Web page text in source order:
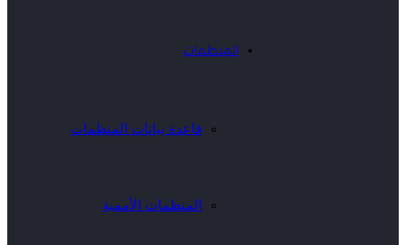
المنظمات
قاعدة بيانات المنظمات
المنظمات الأممية